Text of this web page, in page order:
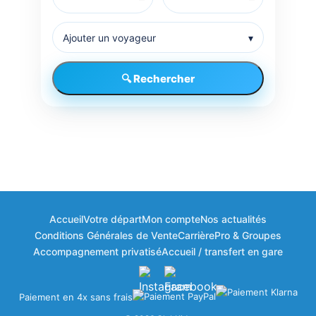
Ajouter un voyageur ▾
🔍 Rechercher
🎁
Bonjour à vous ! 👋
Bienvenue dans votre espace fidélité
ClubKids
×
AccueilVotre départMon compteNos actualités
Conditions Générales de VenteCarrièrePro & Groupes
Accompagnement privatiséAccueil / transfert en gare
Paiement en 4x sans frais